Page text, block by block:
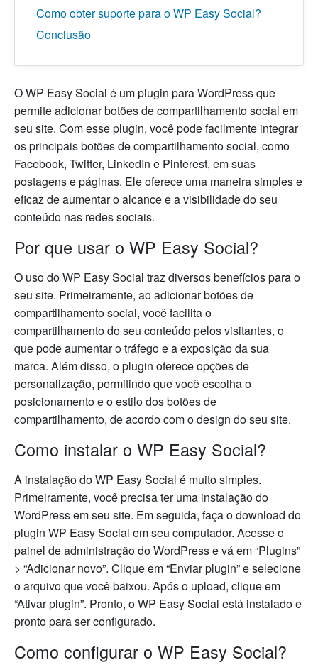
Como obter suporte para o WP Easy Social?
Conclusão
O WP Easy Social é um plugin para WordPress que
permite adicionar botões de compartilhamento social em
seu site. Com esse plugin, você pode facilmente integrar
os principais botões de compartilhamento social, como
Facebook, Twitter, LinkedIn e Pinterest, em suas
postagens e páginas. Ele oferece uma maneira simples e
eficaz de aumentar o alcance e a visibilidade do seu
conteúdo nas redes sociais.
Por que usar o WP Easy Social?
O uso do WP Easy Social traz diversos benefícios para o
seu site. Primeiramente, ao adicionar botões de
compartilhamento social, você facilita o
compartilhamento do seu conteúdo pelos visitantes, o
que pode aumentar o tráfego e a exposição da sua
marca. Além disso, o plugin oferece opções de
personalização, permitindo que você escolha o
posicionamento e o estilo dos botões de
compartilhamento, de acordo com o design do seu site.
Como instalar o WP Easy Social?
A instalação do WP Easy Social é muito simples.
Primeiramente, você precisa ter uma instalação do
WordPress em seu site. Em seguida, faça o download do
plugin WP Easy Social em seu computador. Acesse o
painel de administração do WordPress e vá em “Plugins”
> “Adicionar novo”. Clique em “Enviar plugin” e selecione
o arquivo que você baixou. Após o upload, clique em
“Ativar plugin”. Pronto, o WP Easy Social está instalado e
pronto para ser configurado.
Como configurar o WP Easy Social?